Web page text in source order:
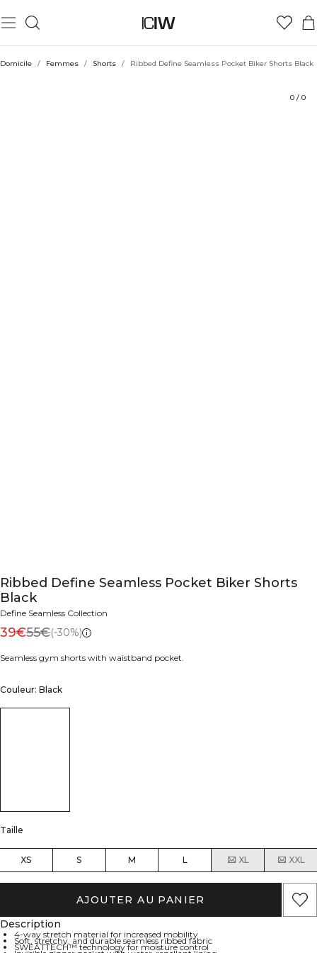
Domicile / Femmes / Shorts / Ribbed Define Seamless Pocket Biker Shorts Black
0 / 0
Ribbed Define Seamless Pocket Biker Shorts
Black
Define Seamless Collection
39€55€(-30%)
Seamless gym shorts with waistband pocket.
Couleur: Black
Taille
XS S M L XL XXL
AJOUTER AU PANIER
Description
4-way stretch material for increased mobility
Soft, stretchy, and durable seamless ribbed fabric
SWEATTECH™ technology for moisture control